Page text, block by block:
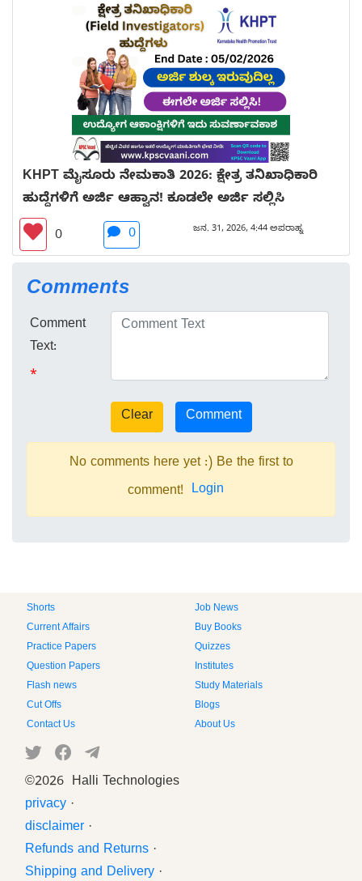
KHPT ಮೈಸೂರು ನೇಮಕಾತಿ 2026: ಕ್ಷೇತ್ರ ತನಿಖಾಧಿಕಾರಿ
ಹುದ್ದೆಗಳಿಗೆ ಅರ್ಜಿ ಆಹ್ವಾನ! ಕೂಡಲೇ ಅರ್ಜಿ ಸಲ್ಲಿಸಿ
0 0 ಜನ. 31, 2026, 4:44 ಅಪರಾಹ್ನ
Comments
Comment
Text:
*
No comments here yet :) Be the first to
comment! Login
Shorts
Job News
Current Affairs
Buy Books
Practice Papers
Quizzes
Question Papers
Institutes
Flash news
Study Materials
Cut Offs
Blogs
Contact Us
About Us
©2026 Halli Technologies
privacy ·
disclaimer ·
Refunds and Returns ·
Shipping and Delivery ·